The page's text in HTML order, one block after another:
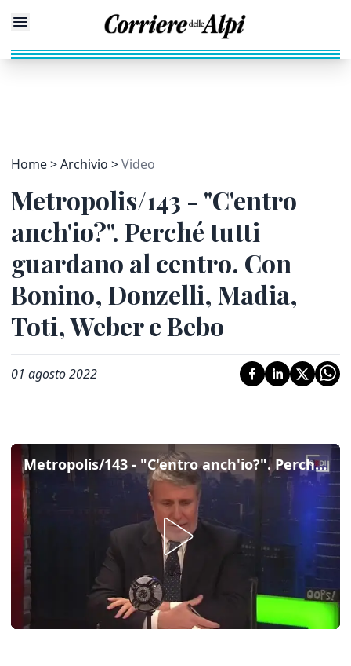
Home Archivio Video
Metropolis/143 - "C'entro
anch'io?". Perché tutti
guardano al centro. Con
Bonino, Donzelli, Madia,
Toti, Weber e Bebo
01 agosto 2022
Metropolis/143 - "C'entro anch'io?". Perché tutti guardano al centro. Con Bonino, Donzelli, Madia, Toti, Weber e Bebo